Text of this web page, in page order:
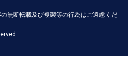
無断転載及び複製等の行為はご遠慮くだ